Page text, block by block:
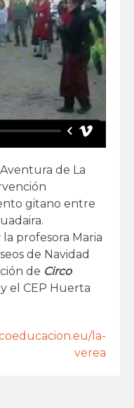
de La
gitano entre
profesora Maria
de Navidad
de Circo
el CEP Huerta
la-
verea